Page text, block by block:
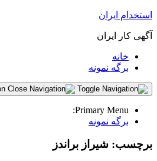
استخدام ایران
آگهی کار ایران
خانه
برگه نمونه
Primary Menu:
برگه نمونه
برچسب: شیراز براندز